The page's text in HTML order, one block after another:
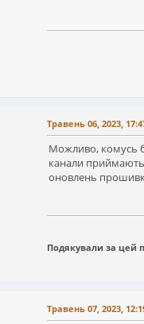
Травень 06, 2023,
Можливо, комусь
канали
оновлень
Подякували за цей
Травень 07, 2023,